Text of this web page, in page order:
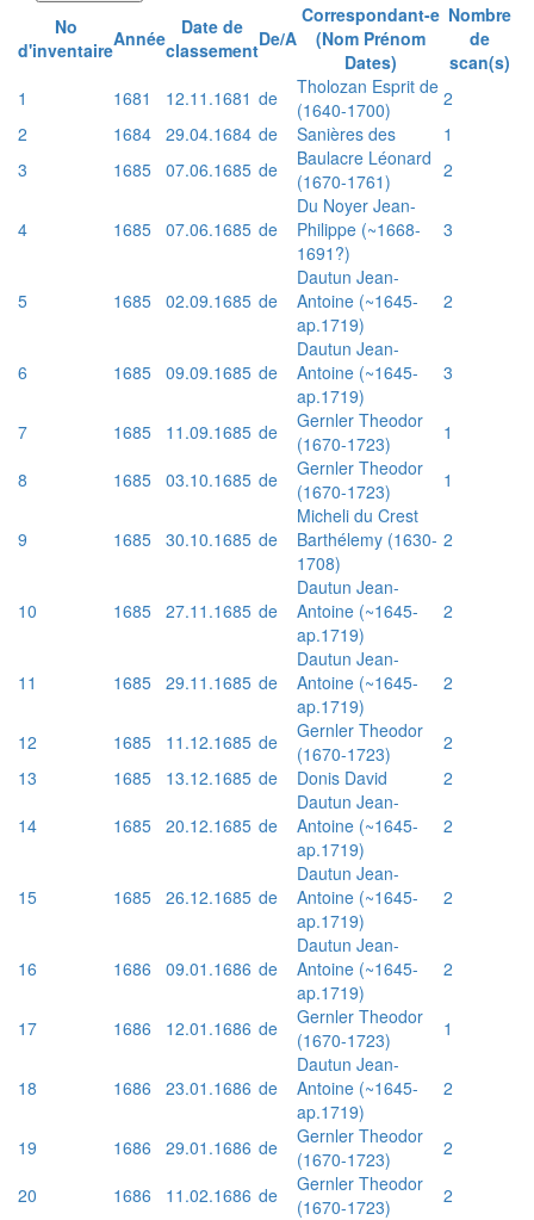
No
d'inventaireAnnée
Date de
classementDe/A
Correspondant-e
(Nom Prénom
Dates)
Nombre
de
scan(s)
1
1681 12.11.1681 de
Tholozan Esprit de
(1640-1700)
2
2
1684 29.04.1684 de Sanières des
1
3
1685 07.06.1685 de
Baulacre Léonard
(1670-1761)
2
4 1685 07.06.1685 de
Du Noyer Jean-
Philippe (~1668-
1691?)
3
5 1685 02.09.1685 de
Dautun Jean-
Antoine (~1645-
ap.1719)
2
6 1685 09.09.1685 de
Dautun Jean-
Antoine (~1645-
ap.1719)
3
7 1685 11.09.1685 de
Gernler Theodor
(1670-1723)
1
8
1685 03.10.1685 de
Gernler Theodor
(1670-1723)
1
9 1685 30.10.1685 de
Micheli du Crest
Barthélemy (1630-
1708)
2
10 1685 27.11.1685 de
Dautun Jean-
Antoine (~1645-
ap.1719)
2
11 1685 29.11.1685 de
Dautun Jean-
Antoine (~1645-
ap.1719)
2
12 1685 11.12.1685 de
Gernler Theodor
(1670-1723)
2
13
1685 13.12.1685 de Donis David
2
14
1685 20.12.1685 de
Dautun Jean-
Antoine (~1645-
ap.1719)
2
15 1685 26.12.1685 de
Dautun Jean-
Antoine (~1645-
ap.1719)
2
16 1686 09.01.1686 de
Dautun Jean-
Antoine (~1645-
ap.1719)
2
17 1686 12.01.1686 de
Gernler Theodor
(1670-1723)
1
18 1686 23.01.1686 de
Dautun Jean-
Antoine (~1645-
ap.1719)
2
19 1686 29.01.1686 de
Gernler Theodor
(1670-1723)
2
20
1686 11.02.1686 de
Gernler Theodor
(1670-1723)
2